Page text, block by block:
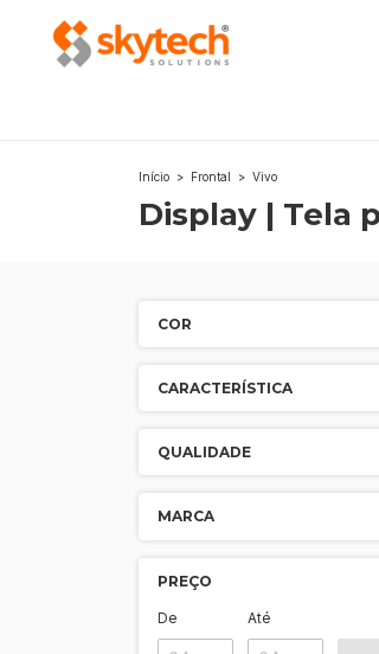
Início > Frontal > Vivo
Display | Tela
COR
CARACTERÍSTICA
QUALIDADE
MARCA
PREÇO
De Até